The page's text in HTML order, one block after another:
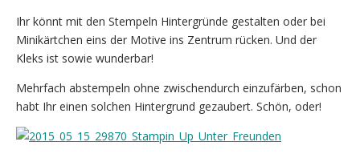
Ihr könnt mit den Stempeln Hintergründe gestalten oder bei
Minikärtchen eins der Motive ins Zentrum rücken. Und der
Kleks ist sowie wunderbar!
Mehrfach abstempeln ohne zwischendurch einzufärben, schon
habt Ihr einen solchen Hintergrund gezaubert. Schön, oder!